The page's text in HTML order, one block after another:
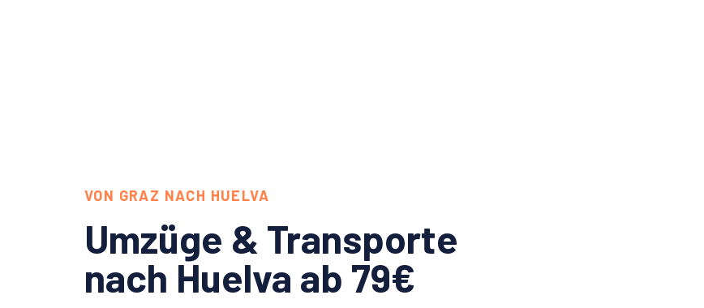
VON GRAZ NACH HUELVA
Umzüge & Transporte
nach Huelva ab 79€